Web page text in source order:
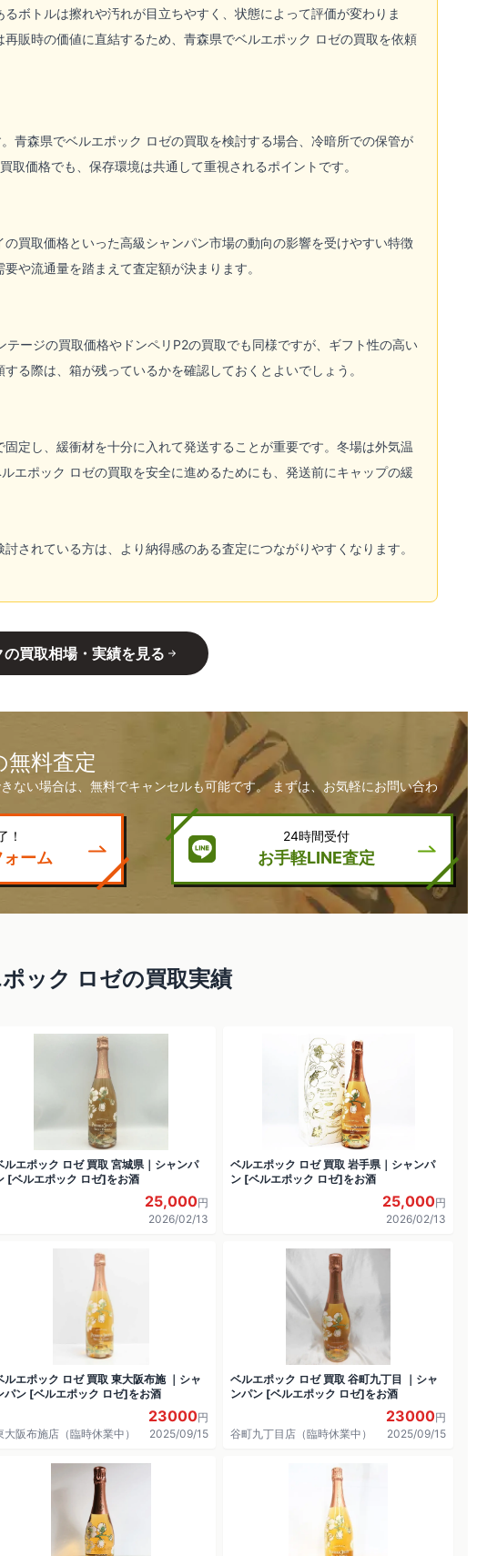
ボトルは擦れや汚れが目立ちやすく、状態によって評価が変わりま
販時の価値に直結するため、青森県でベルエポック ロゼの買取を依頼
青森県でベルエポック ロゼの買取を検討する場合、冷暗所での保管が
価格でも、保存環境は共通して重視されるポイントです。
買取価格といった高級シャンパン市場の動向の影響を受けやすい特徴
や流通量を踏まえて査定額が決まります。
ージの買取価格やドンペリP2の買取でも同様ですが、ギフト性の高い
る際は、箱が残っているかを確認しておくとよいでしょう。
定し、緩衝材を十分に入れて発送することが重要です。冬場は外気温
エポック ロゼの買取を安全に進めるためにも、発送前にキャップの緩
されている方は、より納得感のある査定につながりやすくなります。
買取相場・実績を見る
無料査定
ない場合は、無料でキャンセルも可能です。 まずは、お気軽にお問い合わ
！
ーム
24時間受付
お手軽LINE査定
ック ロゼの買取実績
ルエポック ロゼ 買取 宮城県｜シャンパ
[ベルエポック ロゼ]をお酒
25,000円
2026/02/13
ベルエポック ロゼ 買取 岩手県｜シャンパ
ン [ベルエポック ロゼ]をお酒
25,000円
2026/02/13
ルエポック ロゼ 買取 東大阪布施 ｜シャ
パン [ベルエポック ロゼ]をお酒
23000円
大阪布施店（臨時休業中）
2025/09/15
ベルエポック ロゼ 買取 谷町九丁目 ｜シャ
ンパン [ベルエポック ロゼ]をお酒
23000円
谷町九丁目店（臨時休業中）
2025/09/15